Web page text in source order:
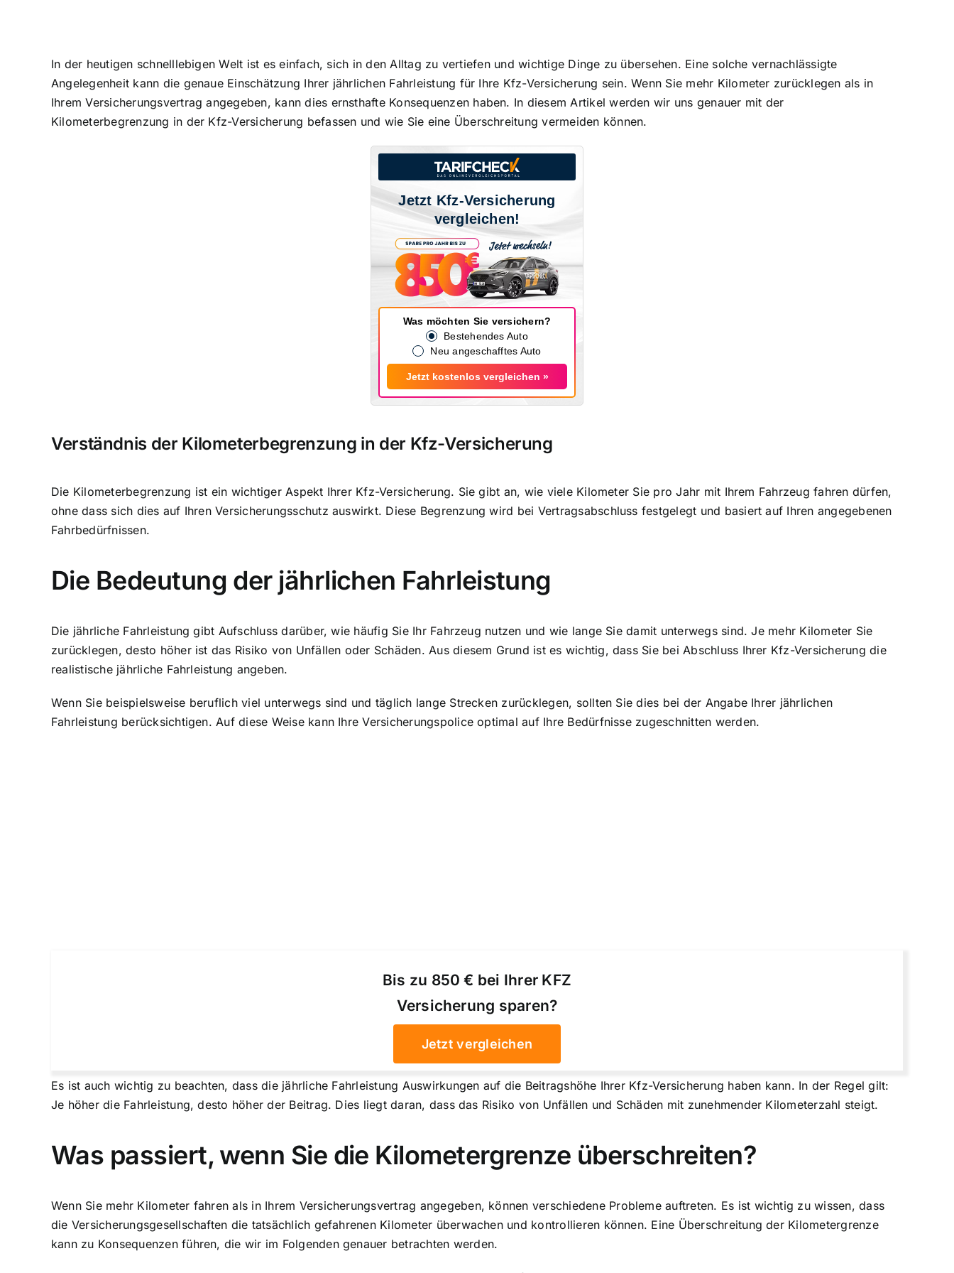
In der heutigen schnelllebigen Welt ist es einfach, sich in den Alltag zu vertiefen und wichtige Dinge zu übersehen. Eine solche vernachlässigte
Angelegenheit kann die genaue Einschätzung Ihrer jährlichen Fahrleistung für Ihre Kfz-Versicherung sein. Wenn Sie mehr Kilometer zurücklegen als in
Ihrem Versicherungsvertrag angegeben, kann dies ernsthafte Konsequenzen haben. In diesem Artikel werden wir uns genauer mit der
Kilometerbegrenzung in der Kfz-Versicherung befassen und wie Sie eine Überschreitung vermeiden können.
Jetzt Kfz-Versicherung
vergleichen!
Was möchten Sie versichern?
Bestehendes Auto
Neu angeschafftes Auto
Jetzt kostenlos vergleichen »
Verständnis der Kilometerbegrenzung in der Kfz-Versicherung
Die Kilometerbegrenzung ist ein wichtiger Aspekt Ihrer Kfz-Versicherung. Sie gibt an, wie viele Kilometer Sie pro Jahr mit Ihrem Fahrzeug fahren dürfen,
ohne dass sich dies auf Ihren Versicherungsschutz auswirkt. Diese Begrenzung wird bei Vertragsabschluss festgelegt und basiert auf Ihren angegebenen
Fahrbedürfnissen.
Die Bedeutung der jährlichen Fahrleistung
Die jährliche Fahrleistung gibt Aufschluss darüber, wie häufig Sie Ihr Fahrzeug nutzen und wie lange Sie damit unterwegs sind. Je mehr Kilometer Sie
zurücklegen, desto höher ist das Risiko von Unfällen oder Schäden. Aus diesem Grund ist es wichtig, dass Sie bei Abschluss Ihrer Kfz-Versicherung die
realistische jährliche Fahrleistung angeben.
Wenn Sie beispielsweise beruflich viel unterwegs sind und täglich lange Strecken zurücklegen, sollten Sie dies bei der Angabe Ihrer jährlichen
Fahrleistung berücksichtigen. Auf diese Weise kann Ihre Versicherungspolice optimal auf Ihre Bedürfnisse zugeschnitten werden.
Bis zu 850 € bei Ihrer KFZ
Versicherung sparen?
Jetzt vergleichen
Es ist auch wichtig zu beachten, dass die jährliche Fahrleistung Auswirkungen auf die Beitragshöhe Ihrer Kfz-Versicherung haben kann. In der Regel gilt:
Je höher die Fahrleistung, desto höher der Beitrag. Dies liegt daran, dass das Risiko von Unfällen und Schäden mit zunehmender Kilometerzahl steigt.
Was passiert, wenn Sie die Kilometergrenze überschreiten?
Wenn Sie mehr Kilometer fahren als in Ihrem Versicherungsvertrag angegeben, können verschiedene Probleme auftreten. Es ist wichtig zu wissen, dass
die Versicherungsgesellschaften die tatsächlich gefahrenen Kilometer überwachen und kontrollieren können. Eine Überschreitung der Kilometergrenze
kann zu Konsequenzen führen, die wir im Folgenden genauer betrachten werden.